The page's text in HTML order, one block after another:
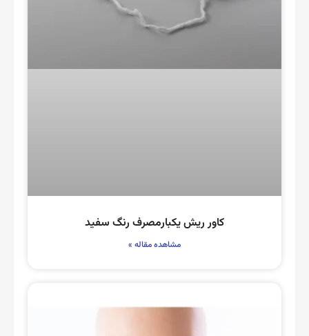
کاور ریش یکبارمصرف رنگ سفید
مشاهده مقاله »